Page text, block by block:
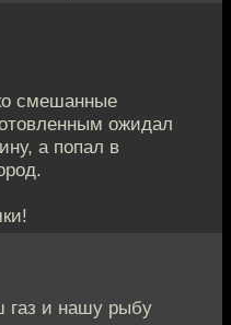
смешанные
ожидал
а попал в
и нашу рыбу